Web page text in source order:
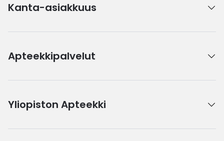
Kanta-asiakkuus
Apteekkipalvelut
Yliopiston Apteekki